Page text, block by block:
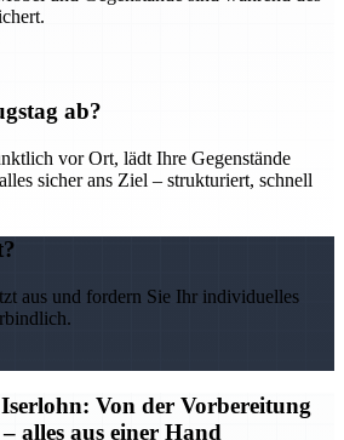
ab?
vor Ort, lädt Ihre Gegenstände
sicher ans Ziel – strukturiert, schnell
aus und fordern Sie Ihr individuelles
Von der Vorbereitung
alles aus einer Hand